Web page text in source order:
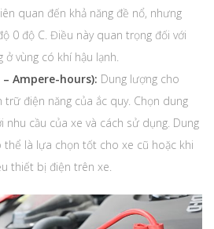
quan đến khả năng đề nổ, nhưng
0 độ C. Điều này quan trọng đối với
ở vùng có khí hậu lạnh.
Ampere-hours): Dung lượng cho
trữ điện năng của ắc quy. Chọn dung
nhu cầu của xe và cách sử dụng. Dung
thể là lựa chọn tốt cho xe cũ hoặc khi
thiết bị điện trên xe.